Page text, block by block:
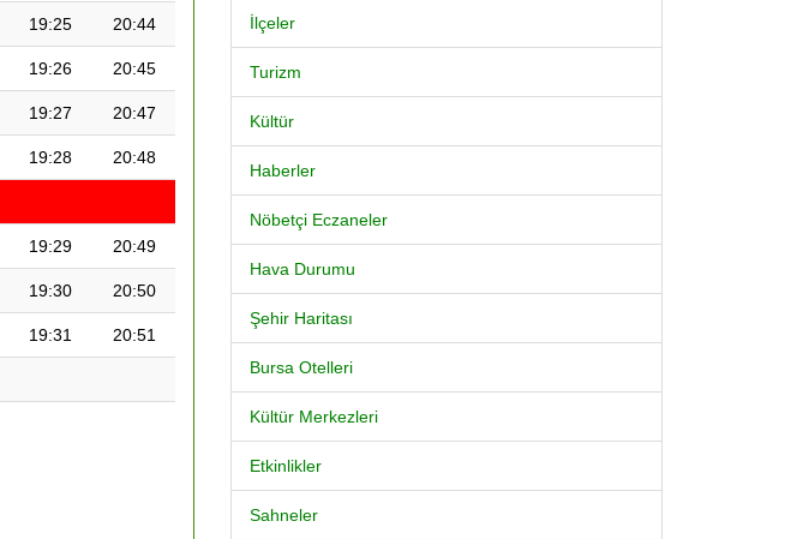
19:25 20:44
19:26 20:45
19:27 20:47
19:28 20:48
19:29 20:49
19:30 20:50
19:31 20:51
İlçeler
Turizm
Kültür
Haberler
Nöbetçi Eczaneler
Hava Durumu
Şehir Haritası
Bursa Otelleri
Kültür Merkezleri
Etkinlikler
Sahneler